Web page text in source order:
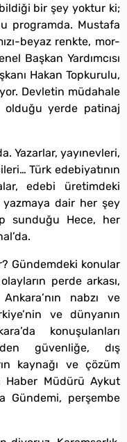
bir şey yoktur ki;
programda. Mustafa
beyaz renkte, mor-
Başkan Yardımcısı
Hakan Topkurulu,
Devletin müdahale
olduğu yerde patinaj
Yazarlar, yayınevleri,
Türk edebiyatının
edebi üretimdeki
dair her şey
sunduğu Hece, her
Gündemdeki konular
perde arkası,
nabzı ve
ve dünyanın
konuşulanları
güvenliğe, dış
kaynağı ve çözüm
Haber Müdürü Aykut
Gündemi, perşembe